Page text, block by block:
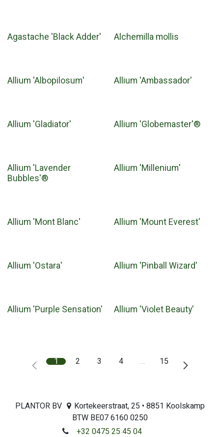
Agastache 'Black Adder' Alchemilla mollis
Allium 'Albopilosum' Allium 'Ambassador'
Allium 'Gladiator' Allium 'Globemaster'®
Allium 'Lavender
Bubbles'®
Allium 'Millenium'
Allium 'Mont Blanc' Allium 'Mount Everest'
Allium 'Ostara' Allium 'Pinball Wizard'
Allium 'Purple Sensation' Allium 'Violet Beauty'
1 2 3 4 … 15
PLANTOR BV
Kortekeerstraat, 25 • 8851 Koolskamp
BTW BE07 6160 0250
+32 0475 25 45 04